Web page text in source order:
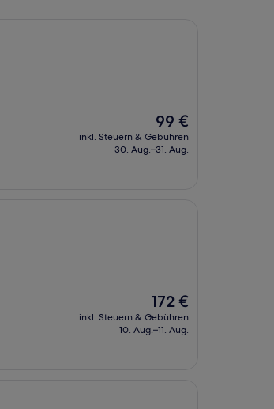
Der
Preis
beträgt
99 €
inkl. Steuern & Gebühren
30. Aug.–31. Aug.
Der
Preis
beträgt
172 €
inkl. Steuern & Gebühren
10. Aug.–11. Aug.